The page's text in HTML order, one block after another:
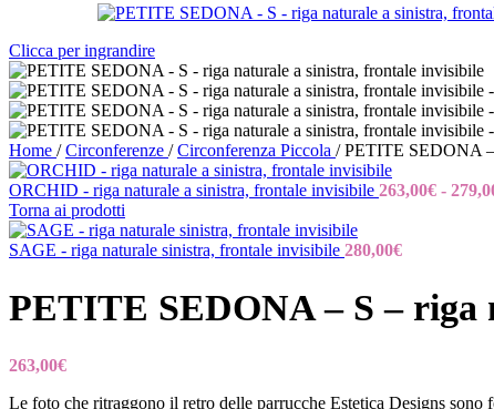
Clicca per ingrandire
Home / Circonferenze / Circonferenza Piccola / PETITE SEDONA –
ORCHID - riga naturale a sinistra, frontale invisibile 263,00€ -
Torna ai prodotti
SAGE - riga naturale sinistra, frontale invisibile 280,00€
PETITE SEDONA – S –
263,00€
Le foto che ritraggono il retro delle parrucche Estetica Designs sono